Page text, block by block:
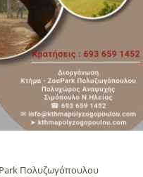
Πολυζωγόπουλου